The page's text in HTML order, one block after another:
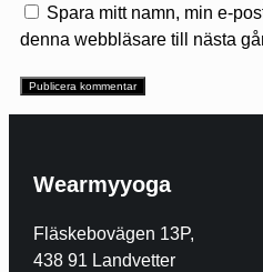
Spara mitt namn, min e-
denna webbläsare till nästa
Wearmyyoga
Fläskebovägen 13P,
438 91 Landvetter